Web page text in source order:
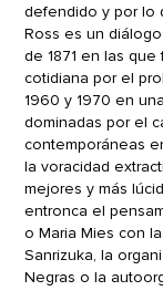
defendido y por lo
Ross es un
de 1871 en las
cotidiana por el
1960 y 1970 en
dominadas por el
contemporáneas
la voracidad
mejores y más
entronca el
o Maria Mies con
Sanrizuka, la
Negras o la